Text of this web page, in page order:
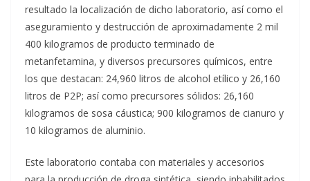
resultado la localización de dicho laboratorio, así como el
aseguramiento y destrucción de aproximadamente 2 mil
400 kilogramos de producto terminado de
metanfetamina, y diversos precursores químicos, entre
los que destacan: 24,960 litros de alcohol etílico y 26,160
litros de P2P; así como precursores sólidos: 26,160
kilogramos de sosa cáustica; 900 kilogramos de cianuro y
10 kilogramos de aluminio.
Este laboratorio contaba con materiales y accesorios